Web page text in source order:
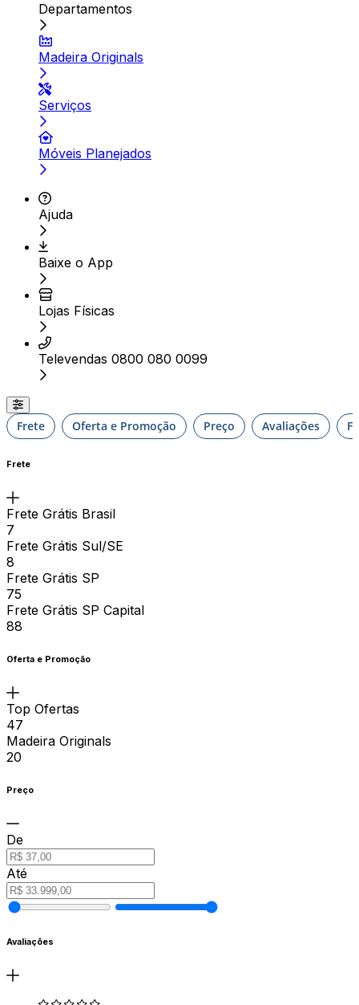
Departamentos
Madeira Originals
Serviços
Móveis Planejados
Ajuda
Baixe o App
Lojas Físicas
Televendas 0800 080 0099
Frete Oferta e Promoção Preço Avaliações
Frete
Frete Grátis Brasil
7
Frete Grátis Sul/SE
8
Frete Grátis SP
75
Frete Grátis SP Capital
88
Oferta e Promoção
Top Ofertas
47
Madeira Originals
20
Preço
De
Até
Avaliações